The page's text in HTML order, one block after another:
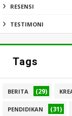
RESENSI
TESTIMONI
Tags
BERITA (29)
PENDIDIKAN (31)